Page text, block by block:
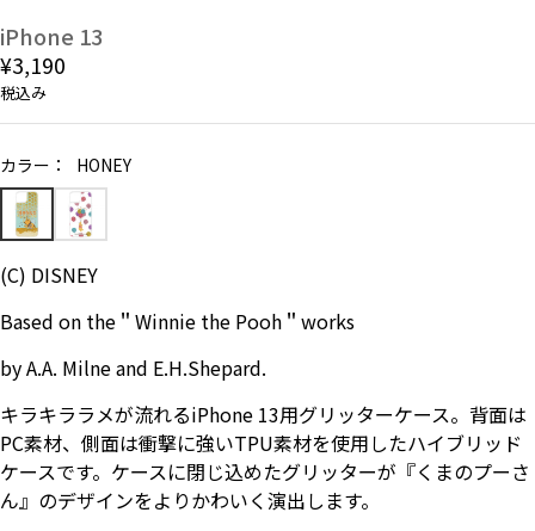
会社概要
よくある質問
お問い合わせ（一般の皆様）
お問い合わせ（企業様）
iPhone 13
¥3,190
税込み
カラー： HONEY
(C) DISNEY
Based on the＂Winnie the Pooh＂works
by A.A. Milne and E.H.Shepard.
キラキララメが流れるiPhone 13用グリッターケース。背面は
PC素材、側面は衝撃に強いTPU素材を使用したハイブリッド
ケースです。ケースに閉じ込めたグリッターが『くまのプーさ
ん』のデザインをよりかわいく演出します。